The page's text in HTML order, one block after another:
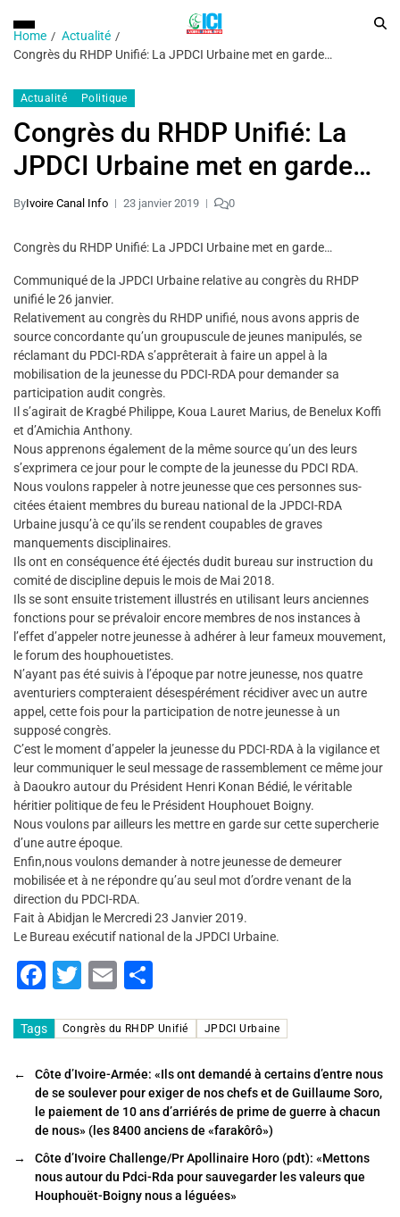
Home
Actualité
Congrès du RHDP Unifié: La JPDCI Urbaine met en garde…
Actualité Politique
Congrès du RHDP Unifié: La
JPDCI Urbaine met en garde…
ByIvoire Canal Info 23 janvier 2019 0
Congrès du RHDP Unifié: La JPDCI Urbaine met en garde…
Communiqué de la JPDCI Urbaine relative au congrès du RHDP
unifié le 26 janvier.
Relativement au congrès du RHDP unifié, nous avons appris de
source concordante qu’un groupuscule de jeunes manipulés, se
réclamant du PDCI-RDA s’apprêterait à faire un appel à la
mobilisation de la jeunesse du PDCI-RDA pour demander sa
participation audit congrès.
Il s’agirait de Kragbé Philippe, Koua Lauret Marius, de Benelux Koffi
et d’Amichia Anthony.
Nous apprenons également de la même source qu’un des leurs
s’exprimera ce jour pour le compte de la jeunesse du PDCI RDA.
Nous voulons rappeler à notre jeunesse que ces personnes sus-
citées étaient membres du bureau national de la JPDCI-RDA
Urbaine jusqu’à ce qu’ils se rendent coupables de graves
manquements disciplinaires.
Ils ont en conséquence été éjectés dudit bureau sur instruction du
comité de discipline depuis le mois de Mai 2018.
Ils se sont ensuite tristement illustrés en utilisant leurs anciennes
fonctions pour se prévaloir encore membres de nos instances à
l’effet d’appeler notre jeunesse à adhérer à leur fameux mouvement,
le forum des houphouetistes.
N’ayant pas été suivis à l’époque par notre jeunesse, nos quatre
aventuriers compteraient désespérément récidiver avec un autre
appel, cette fois pour la participation de notre jeunesse à un
supposé congrès.
C’est le moment d’appeler la jeunesse du PDCI-RDA à la vigilance et
leur communiquer le seul message de rassemblement ce même jour
à Daoukro autour du Président Henri Konan Bédié, le véritable
héritier politique de feu le Président Houphouet Boigny.
Nous voulons par ailleurs les mettre en garde sur cette supercherie
d’une autre époque.
Enfin,nous voulons demander à notre jeunesse de demeurer
mobilisée et à ne répondre qu’au seul mot d’ordre venant de la
direction du PDCI-RDA.
Fait à Abidjan le Mercredi 23 Janvier 2019.
Le Bureau exécutif national de la JPDCI Urbaine.
F
c
e
b
o
o
k
T
tt
er
E
ai ta
g
er
Tags Congrès du RHDP Unifié JPDCI Urbaine
←
Côte d’Ivoire-Armée: «Ils ont demandé à certains d’entre nous
de se soulever pour exiger de nos chefs et de Guillaume Soro,
le paiement de 10 ans d’arriérés de prime de guerre à chacun
de nous» (les 8400 anciens de «farakôrô»)
→
Côte d’Ivoire Challenge/Pr Apollinaire Horo (pdt): «Mettons
nous autour du Pdci-Rda pour sauvegarder les valeurs que
Houphouët-Boigny nous a léguées»